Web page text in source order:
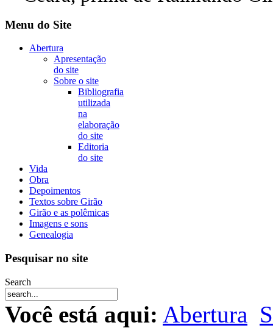
Menu do Site
Abertura
Apresentação
do site
Sobre o site
Bibliografia
utilizada
na
elaboração
do site
Editoria
do site
Vida
Obra
Depoimentos
Textos sobre Girão
Girão e as polêmicas
Imagens e sons
Genealogia
Pesquisar no site
Search
Você está aqui: Abertura